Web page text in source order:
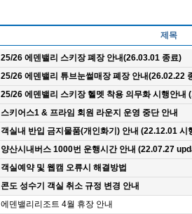
제목
25/26 에덴밸리 스키장 폐장 안내(26.03.01 종료)
25/26 에덴밸리 튜브눈썰매장 폐장 안내(26.02.22
25/26 에덴밸리 스키장 헬멧 착용 의무화 시행안내
스키어스1 & 프라임 회원 라운지 운영 중단 안내
객실내 반입 금지물품(개인화기) 안내 (22.12.01 시
양산시내버스 1000번 운행시간 안내 (22.07.27
객실예약 및 웹캠 오류시 해결방법
콘도 성수기 객실 취소 규정 변경 안내
에덴밸리리조트 4월 휴장 안내